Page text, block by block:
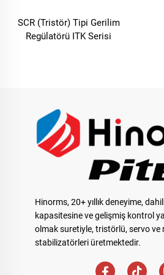
SCR (Tristör) Tipi Gerilim
Regülatörü ITK Serisi
Hinorms, 20+ yıllık deneyime,
kapasitesine ve gelişmiş kontrol
olmak suretiyle, tristörlü, servo ve
stabilizatörleri üretmektedir.